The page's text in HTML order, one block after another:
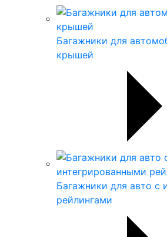
Багажники для
крышей
Багажники для авто с
рейлингами